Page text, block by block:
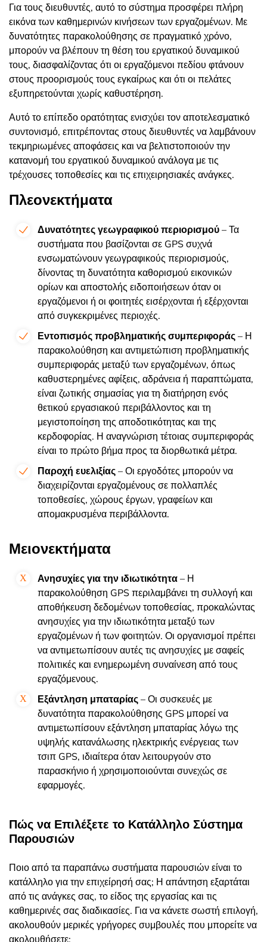
Για τους διευθυντές, αυτό το σύστημα προσφέρει πλήρη
εικόνα των καθημερινών κινήσεων των εργαζομένων. Με
δυνατότητες παρακολούθησης σε πραγματικό χρόνο,
μπορούν να βλέπουν τη θέση του εργατικού δυναμικού
τους, διασφαλίζοντας ότι οι εργαζόμενοι πεδίου φτάνουν
στους προορισμούς τους εγκαίρως και ότι οι πελάτες
εξυπηρετούνται χωρίς καθυστέρηση.
Αυτό το επίπεδο ορατότητας ενισχύει τον αποτελεσματικό
συντονισμό, επιτρέποντας στους διευθυντές να λαμβάνουν
τεκμηριωμένες αποφάσεις και να βελτιστοποιούν την
κατανομή του εργατικού δυναμικού ανάλογα με τις
τρέχουσες τοποθεσίες και τις επιχειρησιακές ανάγκες.
Πλεονεκτήματα
Δυνατότητες γεωγραφικού περιορισμού– Τα
συστήματα που βασίζονται σε GPS συχνά
ενσωματώνουν γεωγραφικούς περιορισμούς,
δίνοντας τη δυνατότητα καθορισμού εικονικών
ορίων και αποστολής ειδοποιήσεων όταν οι
εργαζόμενοι ή οι φοιτητές εισέρχονται ή εξέρχονται
από συγκεκριμένες περιοχές.
Εντοπισμός προβληματικής συμπεριφοράς– Η
παρακολούθηση και αντιμετώπιση προβληματικής
συμπεριφοράς μεταξύ των εργαζομένων, όπως
καθυστερημένες αφίξεις, αδράνεια ή παραπτώματα,
είναι ζωτικής σημασίας για τη διατήρηση ενός
θετικού εργασιακού περιβάλλοντος και τη
μεγιστοποίηση της αποδοτικότητας και της
κερδοφορίας. Η αναγνώριση τέτοιας συμπεριφοράς
είναι το πρώτο βήμα προς τα διορθωτικά μέτρα.
Παροχή ευελιξίας– Οι εργοδότες μπορούν να
διαχειρίζονται εργαζομένους σε πολλαπλές
τοποθεσίες, χώρους έργων, γραφείων και
απομακρυσμένα περιβάλλοντα.
Μειονεκτήματα
Ανησυχίες για την ιδιωτικότητα– Η
παρακολούθηση GPS περιλαμβάνει τη συλλογή και
αποθήκευση δεδομένων τοποθεσίας, προκαλώντας
ανησυχίες για την ιδιωτικότητα μεταξύ των
εργαζομένων ή των φοιτητών. Οι οργανισμοί πρέπει
να αντιμετωπίσουν αυτές τις ανησυχίες με σαφείς
πολιτικές και ενημερωμένη συναίνεση από τους
εργαζόμενους.
Εξάντληση μπαταρίας– Οι συσκευές με
δυνατότητα παρακολούθησης GPS μπορεί να
αντιμετωπίσουν εξάντληση μπαταρίας λόγω της
υψηλής κατανάλωσης ηλεκτρικής ενέργειας των
τσιπ GPS, ιδιαίτερα όταν λειτουργούν στο
παρασκήνιο ή χρησιμοποιούνται συνεχώς σε
εφαρμογές.
Πώς να Επιλέξετε το Κατάλληλο Σύστημα
Παρουσιών
Ποιο από τα παραπάνω συστήματα παρουσιών είναι το
κατάλληλο για την επιχείρησή σας; Η απάντηση εξαρτάται
από τις ανάγκες σας, το είδος της εργασίας και τις
καθημερινές σας διαδικασίες. Για να κάνετε σωστή επιλογή,
ακολουθούν μερικές γρήγορες συμβουλές που μπορείτε να
ακολουθήσετε: